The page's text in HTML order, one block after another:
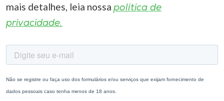
mais detalhes, leia nossa política de
privacidade.